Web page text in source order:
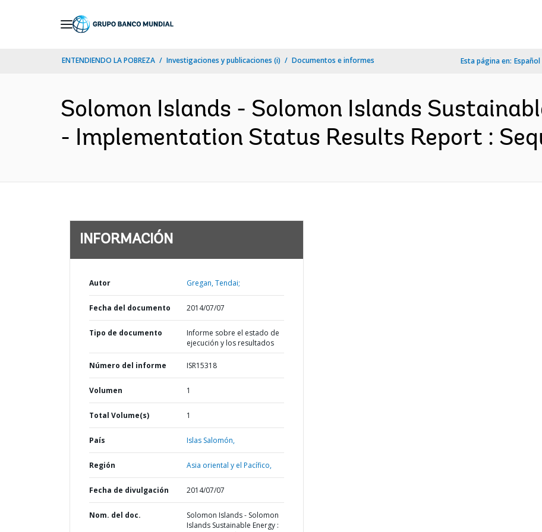
ENTENDIENDO LA POBREZA Investigaciones y publicaciones (i) Documentos e informes Esta página en: Español
Solomon Islands - Solomon Islands
- Implementation Status Results Report :
INFORMACIÓN
Autor Gregan, Tendai;
Fecha del documento 2014/07/07
Tipo de documento
Informe sobre el estado de
ejecución y los resultados
Número del informe ISR15318
Volumen 1
Total Volume(s) 1
País Islas Salomón,
Región Asia oriental y el Pacífico,
Fecha de divulgación 2014/07/07
Nom. del doc.
Solomon Islands - Solomon
Islands Sustainable Energy :